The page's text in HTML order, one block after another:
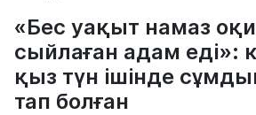
«Бес уақыт намаз
сыйлаған адам еді»:
қыз түн ішінде
тап болған